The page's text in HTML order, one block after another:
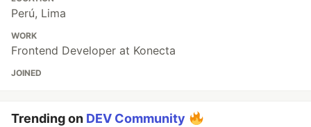
Perú, Lima
WORK
Frontend Developer at Konecta
JOINED
Trending on DEV Community